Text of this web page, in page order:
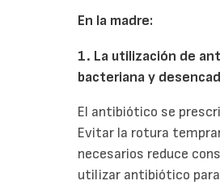
En la madre:
1. La utilización de
bacteriana y
El antibiótico se
Evitar la rotura
necesarios reduce
utilizar antibiótico